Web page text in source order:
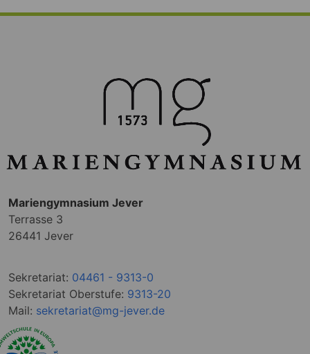
Mariengymnasium Jever
Terrasse 3
26441 Jever
Sekretariat: 04461 - 9313-0
Sekretariat Oberstufe: 9313-20
Mail: sekretariat@mg-jever.de